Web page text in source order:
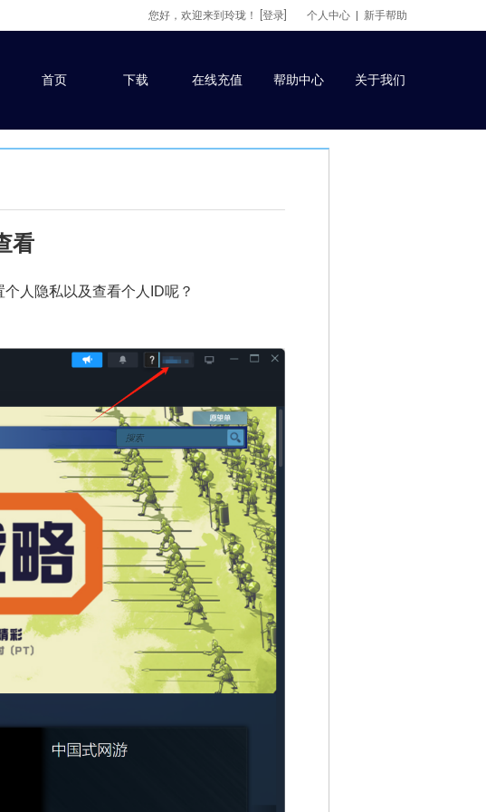
您好，欢迎来到玲珑！ [登录] 个人中心 新手帮助
首页 下载 在线充值 帮助中心 关于我们
看
人隐私以及查看个人ID呢？